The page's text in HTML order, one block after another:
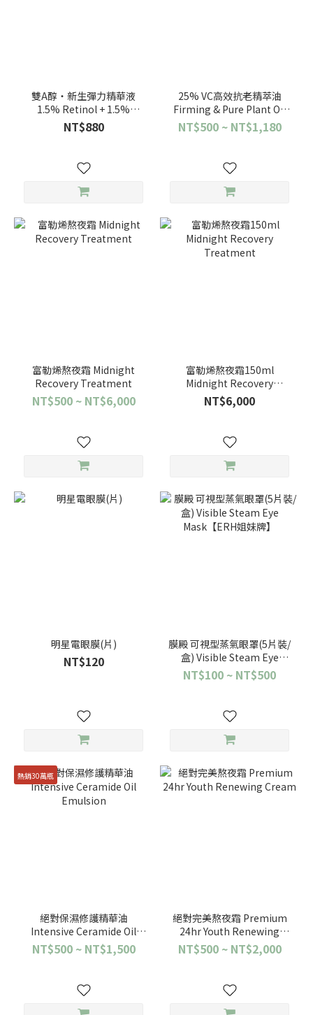
雙A醇‧新生彈力精華液
1.5% Retinol + 1.5%
Bakuchiol Solution
NT$880
25% VC高效抗老精萃油
Firming & Pure Plant Oil
with 25% Vitamin C
NT$500 ~ NT$1,180
富勒烯熬夜霜 Midnight
Recovery Treatment
NT$500 ~ NT$6,000
富勒烯熬夜霜150ml
Midnight Recovery
Treatment
NT$6,000
明星電眼膜(片)
NT$120
膜殿 可視型蒸氣眼罩(5片裝/
盒) Visible Steam Eye
Mask【ERH姐妹牌】
NT$100 ~ NT$500
熱銷30萬瓶
絕對保濕修護精華油
Intensive Ceramide Oil
Emulsion
NT$500 ~ NT$1,500
絕對完美熬夜霜 Premium
24hr Youth Renewing
Cream
NT$500 ~ NT$2,000